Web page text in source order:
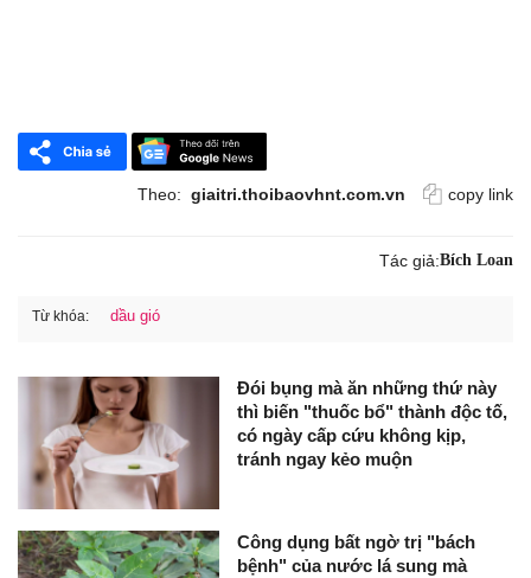
Theo: giaitri.thoibaovhnt.com.vn copy link
Tác giả:Bích Loan
Từ khóa: dầu gió
Đói bụng mà ăn những thứ này
thì biến "thuốc bổ" thành độc tố,
có ngày cấp cứu không kịp,
tránh ngay kẻo muộn
Công dụng bất ngờ trị "bách
bệnh" của nước lá sung mà